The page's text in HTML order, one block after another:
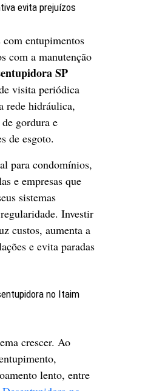
evita prejuízos
entupimentos
com a manutenção
SP
visita periódica
rede hidráulica,
gordura e
de esgoto.
para condomínios,
e empresas que
sistemas
Investir
custos, aumenta a
e evita paradas
no Itaim
crescer. Ao
lento, entre